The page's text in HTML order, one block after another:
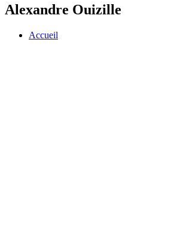
Alexandre Ouizille
Accueil